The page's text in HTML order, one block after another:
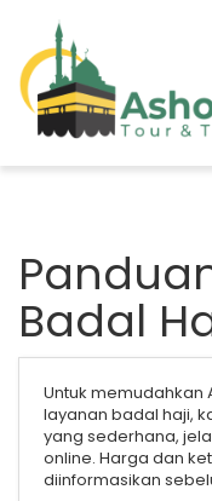
Badal
Untuk
layanan badal haji,
yang sederhana,
online. Harga dan
diinformasikan